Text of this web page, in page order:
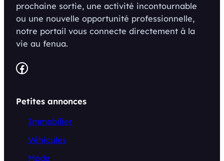
prochaine sortie, une activité incontournable
ou une nouvelle opportunité professionnelle,
notre portail vous connecte directement à la
vie au fenua.
Facebook
Petites annonces
Immobilier
Véhicules
Mode